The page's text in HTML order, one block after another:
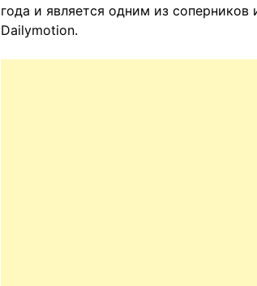
года и является одним из
Dailymotion.